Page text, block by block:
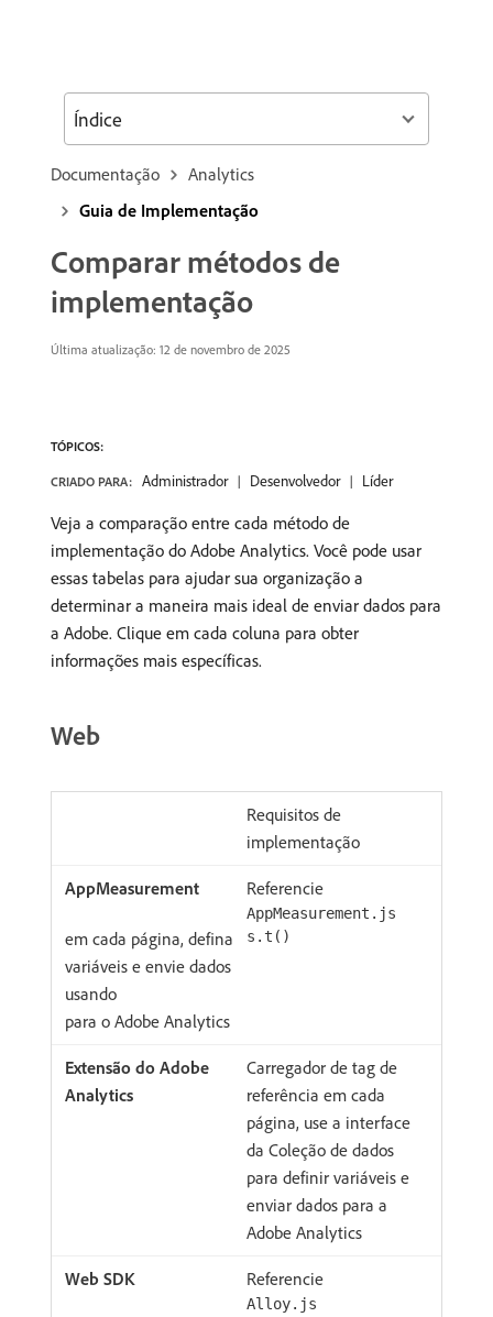
Documentação
Analytics
Guia de Implementação
Comparar métodos de
implementação
Última atualização: 12 de novembro de 2025
TÓPICOS:
CRIADO PARA: Administrador Desenvolvedor Líder
Veja a comparação entre cada método de
implementação do Adobe Analytics. Você pode usar
essas tabelas para ajudar sua organização a
determinar a maneira mais ideal de enviar dados para
a Adobe. Clique em cada coluna para obter
informações mais específicas.
Web
Requisitos de
implementação
Referencie
AppMeasurement.js
em cada página, defina
variáveis e envie dados
usando
s.t()
para o Adobe Analytics
Carregador de tag de
referência em cada
página, use a interface
da Coleção de dados
para definir variáveis e
enviar dados para a
Adobe Analytics
Referencie
Alloy.js
Índice